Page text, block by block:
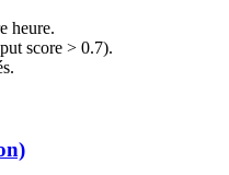
heure.
score > 0.7).